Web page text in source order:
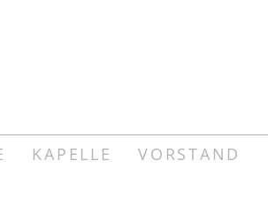
KAPELLE VORSTAND